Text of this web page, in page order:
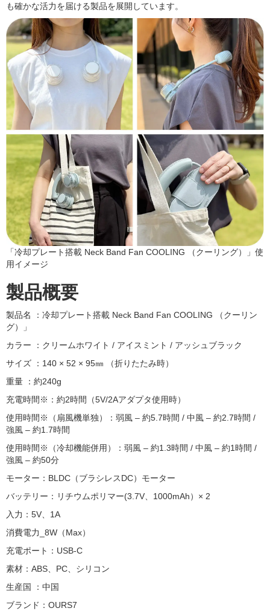
も確かな活⼒を届ける製品を展開しています。
「冷却プレート搭載 Neck Band Fan COOLING （クーリング）」使
用イメージ
製品概要
製品名 ：冷却プレート搭載 Neck Band Fan COOLING （クーリン
グ）」
カラー ：クリームホワイト / アイスミント / アッシュブラック
サイズ ：140 × 52 × 95㎜ （折りたたみ時）
重量 ：約240g
充電時間※：約2時間（5V/2Aアダプタ使⽤時）
使⽤時間※（扇⾵機単独）：弱⾵ – 約5.7時間 / 中⾵ – 約2.7時間 /
強⾵ – 約1.7時間
使⽤時間※（冷却機能併⽤）：弱⾵ – 約1.3時間 / 中⾵ – 約1時間 /
強⾵ – 約50分
モーター：BLDC（ブラシレスDC）モーター
バッテリー：リチウムポリマー(3.7V、1000mAh）× 2
⼊⼒：5V、1A
消費電⼒_8W（Max）
充電ポート：USB-C
素材：ABS、PC、シリコン
⽣産国 ：中国
ブランド：OURS7